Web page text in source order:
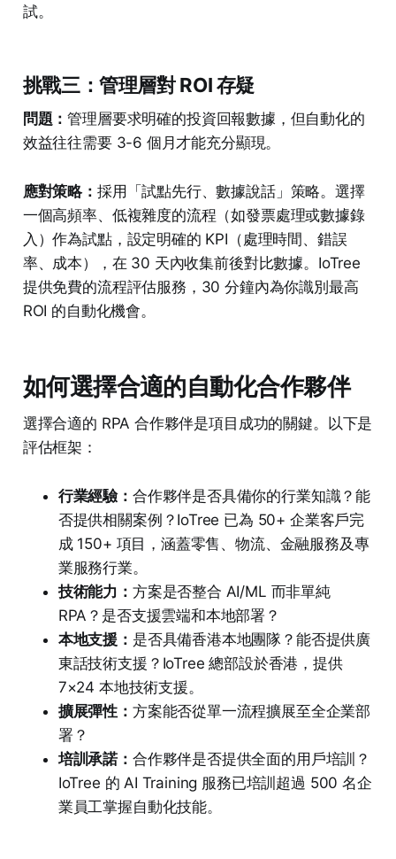
試。
挑戰三：管理層對 ROI 存疑
問題：管理層要求明確的投資回報數據，但自動化的
效益往往需要 3-6 個月才能充分顯現。
應對策略： 採用「試點先行、數據說話」策略。選擇
一個高頻率、低複雜度的流程（如發票處理或數據錄
入）作為試點，設定明確的 KPI（處理時間、錯誤
率、成本），在 30 天內收集前後對比數據。IoTree
提供免費的流程評估服務，30 分鐘內為你識別最高
ROI 的自動化機會。
如何選擇合適的自動化合作夥伴
選擇合適的 RPA 合作夥伴是項目成功的關鍵。以下是
評估框架：
行業經驗： 合作夥伴是否具備你的行業知識？能
否提供相關案例？IoTree 已為 50+ 企業客戶完
成 150+ 項目，涵蓋零售、物流、金融服務及專
業服務行業。
技術能力： 方案是否整合 AI/ML 而非單純
RPA？是否支援雲端和本地部署？
本地支援： 是否具備香港本地團隊？能否提供廣
東話技術支援？IoTree 總部設於香港，提供
7×24 本地技術支援。
擴展彈性： 方案能否從單一流程擴展至全企業部
署？
培訓承諾： 合作夥伴是否提供全面的用戶培訓？
IoTree 的 AI Training 服務已培訓超過 500 名企
業員工掌握自動化技能。